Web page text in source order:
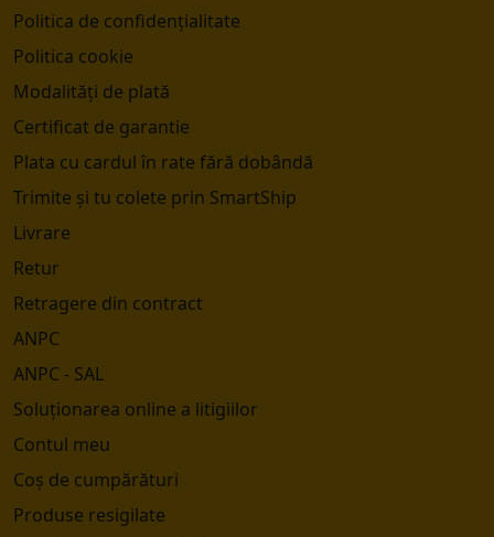
Politica de confidențialitate
Politica cookie
Modalități de plată
Certificat de garantie
Plata cu cardul în rate fără dobândă
Trimite și tu colete prin SmartShip
Livrare
Retur
Retragere din contract
ANPC
ANPC - SAL
Soluționarea online a litigiilor
Contul meu
Coș de cumpărături
Produse resigilate